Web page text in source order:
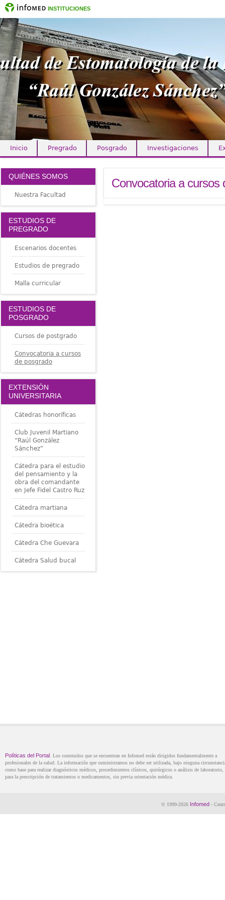
INSTITUCIONES
Inicio Pregrado Posgrado Investigaciones
Convocatoria a cursos
QUIÉNES SOMOS
Nuestra Facultad
ESTUDIOS DE
PREGRADO
Escenarios docentes
Estudios de pregrado
Malla curricular
ESTUDIOS DE
POSGRADO
Cursos de postgrado
Convocatoria a cursos
de posgrado
EXTENSIÓN
UNIVERSITARIA
Cátedras honoríficas
Club Juvenil Martiano
“Raúl González
Sánchez”
Cátedra para el estudio
del pensamiento y la
obra del comandante
en Jefe Fidel Castro Ruz
Cátedra martiana
Cátedra bioética
Cátedra Che Guevara
Cátedra Salud bucal
Políticas del Portal . Los contenidos que se encuentran en Infomed están dirigidos fundamentalmente a
profesionales de la salud. La información que suministramos no debe ser utilizada, bajo ninguna
como base para realizar diagnósticos médicos, procedimientos clínicos, quirúrgicos o análisis de laboratorio,
para la prescripción de tratamientos o medicamentos, sin previa orientación médica.
© 1999-2026 Infomed -